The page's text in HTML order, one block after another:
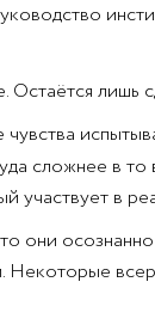
лишь
чувства
сложнее в
участвует в
они